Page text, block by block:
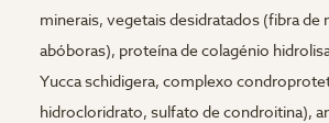
minerais, vegetais desidratados (fibra de
abóboras), proteína de colagénio
Yucca schidigera, complexo
hidrocloridrato, sulfato de condroitina),